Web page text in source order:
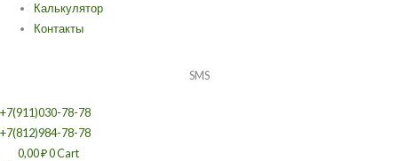
Калькулятор
Контакты
SMS
+7(911)030-78-78
+7(812)984-78-78
0,00₽0Cart